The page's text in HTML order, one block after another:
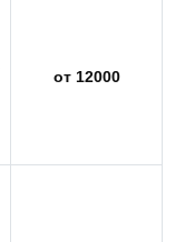
от 12000